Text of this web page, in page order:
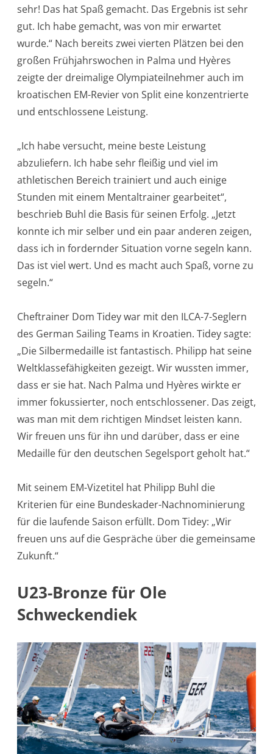
sehr! Das hat Spaß gemacht. Das Ergebnis ist sehr
gut. Ich habe gemacht, was von mir erwartet
wurde.“ Nach bereits zwei vierten Plätzen bei den
großen Frühjahrswochen in Palma und Hyères
zeigte der dreimalige Olympiateilnehmer auch im
kroatischen EM-Revier von Split eine konzentrierte
und entschlossene Leistung.
„Ich habe versucht, meine beste Leistung
abzuliefern. Ich habe sehr fleißig und viel im
athletischen Bereich trainiert und auch einige
Stunden mit einem Mentaltrainer gearbeitet“,
beschrieb Buhl die Basis für seinen Erfolg. „Jetzt
konnte ich mir selber und ein paar anderen zeigen,
dass ich in fordernder Situation vorne segeln kann.
Das ist viel wert. Und es macht auch Spaß, vorne zu
segeln.“
Cheftrainer Dom Tidey war mit den ILCA-7-Seglern
des German Sailing Teams in Kroatien. Tidey sagte:
„Die Silbermedaille ist fantastisch. Philipp hat seine
Weltklassefähigkeiten gezeigt. Wir wussten immer,
dass er sie hat. Nach Palma und Hyères wirkte er
immer fokussierter, noch entschlossener. Das zeigt,
was man mit dem richtigen Mindset leisten kann.
Wir freuen uns für ihn und darüber, dass er eine
Medaille für den deutschen Segelsport geholt hat.“
Mit seinem EM-Vizetitel hat Philipp Buhl die
Kriterien für eine Bundeskader-Nachnominierung
für die laufende Saison erfüllt. Dom Tidey: „Wir
freuen uns auf die Gespräche über die gemeinsame
Zukunft.“
U23-Bronze für Ole
Schweckendiek